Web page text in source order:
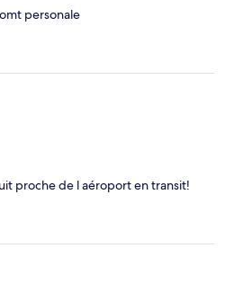
personale
proche de l aéroport en transit!